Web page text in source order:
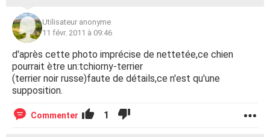
Utilisateur anonyme
11 févr. 2011 à 09:46
d'après cette photo imprécise de nettetée,ce chien
pourrait ètre un:tchiorny-terrier
(terrier noir russe)faute de détails,ce n'est qu'une
supposition.
Commenter 1